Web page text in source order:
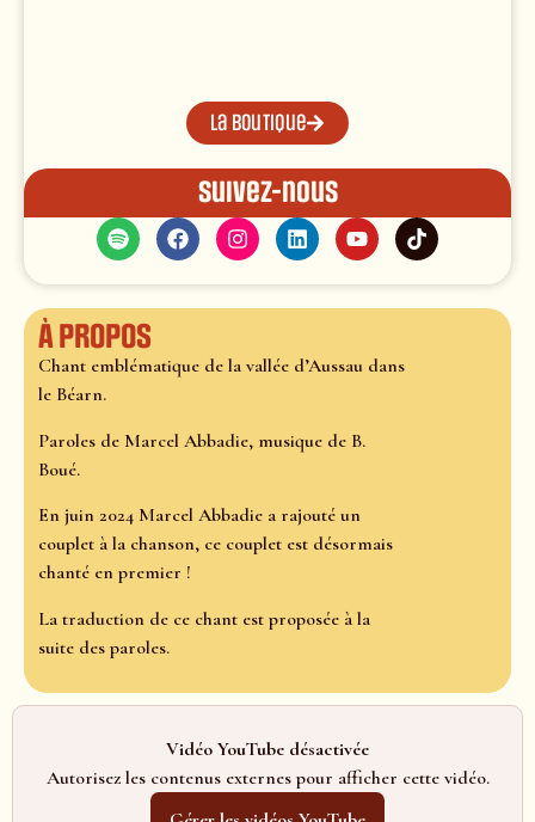
La boutique
Suivez-nous
À propos
Chant emblématique de la vallée d’Aussau dans
le Béarn.
Paroles de Marcel Abbadie, musique de B.
Boué.
En juin 2024 Marcel Abbadie a rajouté un
couplet à la chanson, ce couplet est désormais
chanté en premier !
La traduction de ce chant est proposée à la
suite des paroles.
Vidéo YouTube désactivée
Autorisez les contenus externes pour afficher cette vidéo.